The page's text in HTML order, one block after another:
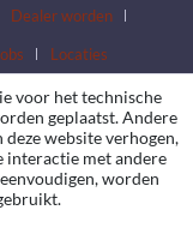
Dealer worden
Locaties
voor het technische
geplaatst. Andere
website verhogen,
interactie met andere
worden